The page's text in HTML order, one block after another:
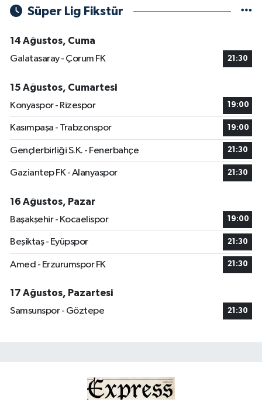
Süper Lig Fikstür
14 Ağustos, Cuma
Galatasaray - Çorum FK
21:30
15 Ağustos, Cumartesi
Konyaspor - Rizespor
19:00
Kasımpaşa - Trabzonspor 19:00
Gençlerbirliği S.K. - Fenerbahçe 21:30
Gaziantep FK - Alanyaspor 21:30
16 Ağustos, Pazar
Başakşehir - Kocaelispor
19:00
Beşiktaş - Eyüpspor 21:30
Amed - Erzurumspor FK 21:30
17 Ağustos, Pazartesi
Samsunspor - Göztepe
21:30